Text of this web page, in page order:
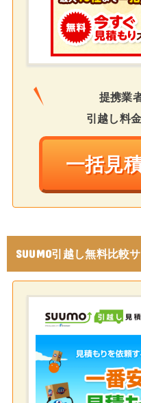
提携業
引越し料
一括見
SUUMO引越し無料比較